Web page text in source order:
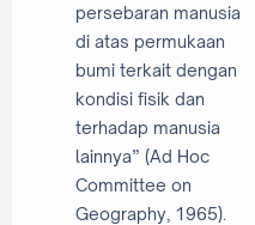
persebaran manusia
di atas permukaan
bumi terkait dengan
kondisi fisik dan
terhadap manusia
lainnya” (Ad Hoc
Committee on
Geography, 1965).